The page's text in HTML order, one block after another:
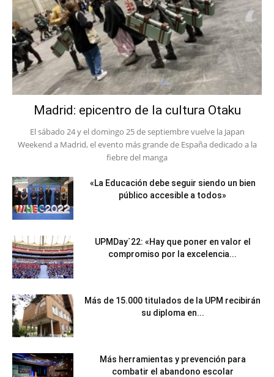
Madrid: epicentro de la cultura Otaku
El sábado 24 y el domingo 25 de septiembre vuelve la Japan
Weekend a Madrid, el evento más grande de España dedicado a la
fiebre del manga
«La Educación debe seguir siendo un bien
público accesible a todos»
UPMDay´22: «Hay que poner en valor el
compromiso por la excelencia...
Más de 15.000 titulados de la UPM recibirán
su diploma en...
Más herramientas y prevención para
combatir el abandono escolar